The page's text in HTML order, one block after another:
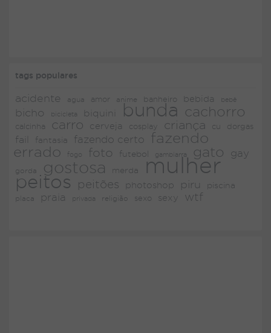
tags populares
acidente agua amor anime banheiro bebida bebê
bicho bicicleta biquini bunda cachorro
calcinha carro cerveja cosplay criança cu dorgas
fail fantasia fazendo certo
fazendo
errado
fogo foto futebol gambiarra gato gay
gorda gostosa merda mulher
peitos peitões photoshop piru piscina
placa praia privada religião sexo sexy wtf